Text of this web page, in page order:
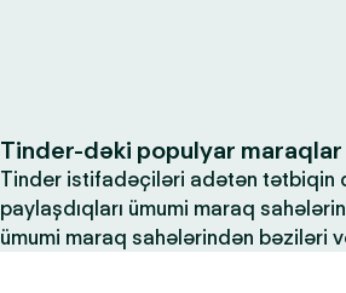
Tinder-dəki populyar maraqlar
Tinder istifadəçiləri adətən tətbiqin
paylaşdıqları ümumi maraq
ümumi maraq sahələrindən bəziləri